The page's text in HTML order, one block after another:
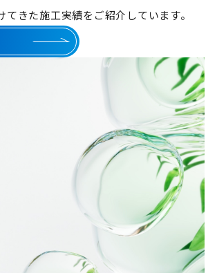
てきた施工実績をご紹介しています。